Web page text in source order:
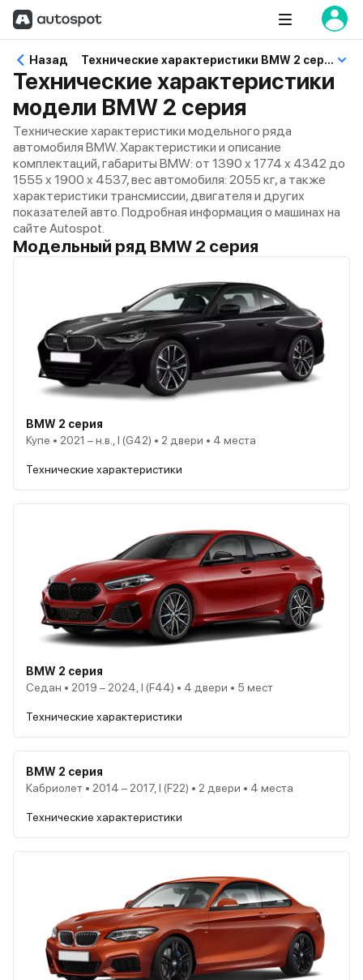
Назад Технические характеристики BMW 2 серия
Технические характеристики
модели BMW 2 серия
Технические характеристики модельного ряда
автомобиля BMW. Характеристики и описание
комплектаций, габариты BMW: от 1390 x 1774 x 4342 до
1555 x 1900 x 4537, вес автомобиля: 2055 кг, а также
характеристики трансмиссии, двигателя и других
показателей авто. Подробная информация о машинах на
сайте Autospot.
Модельный ряд BMW 2 серия
BMW 2 серия
Купе • 2021 – н.в., I (G42) • 2 двери • 4 места
Технические характеристики
BMW 2 серия
Седан • 2019 – 2024, I (F44) • 4 двери • 5 мест
Технические характеристики
BMW 2 серия
Кабриолет • 2014 – 2017, I (F22) • 2 двери • 4 места
Технические характеристики